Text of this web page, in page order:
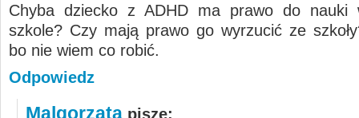
Chyba dziecko z ADHD ma prawo do nauki
szkole? Czy mają prawo go wyrzucić ze
bo nie wiem co robić.
Odpowiedz
Malgorzata pisze: